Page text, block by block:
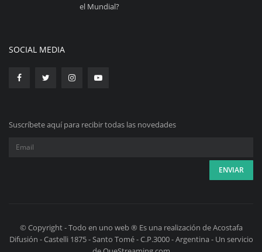
el Mundial?
SOCIAL MEDIA
Suscríbete aquí para recibir todas las novedades
© Copyright - Todo en uno web ® Es una realización de Acostafa
Difusión - Castelli 1875 - Santo Tomé - C.P.3000 - Argentina - Un servicio